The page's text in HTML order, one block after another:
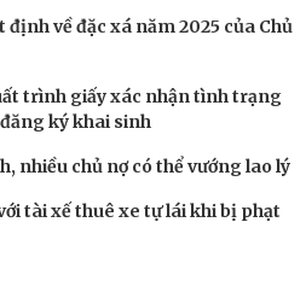
định về đặc xá năm 2025 của Chủ
trình giấy xác nhận tình trạng
ký khai sinh
nhiều chủ nợ có thể vướng lao lý
tài xế thuê xe tự lái khi bị phạt